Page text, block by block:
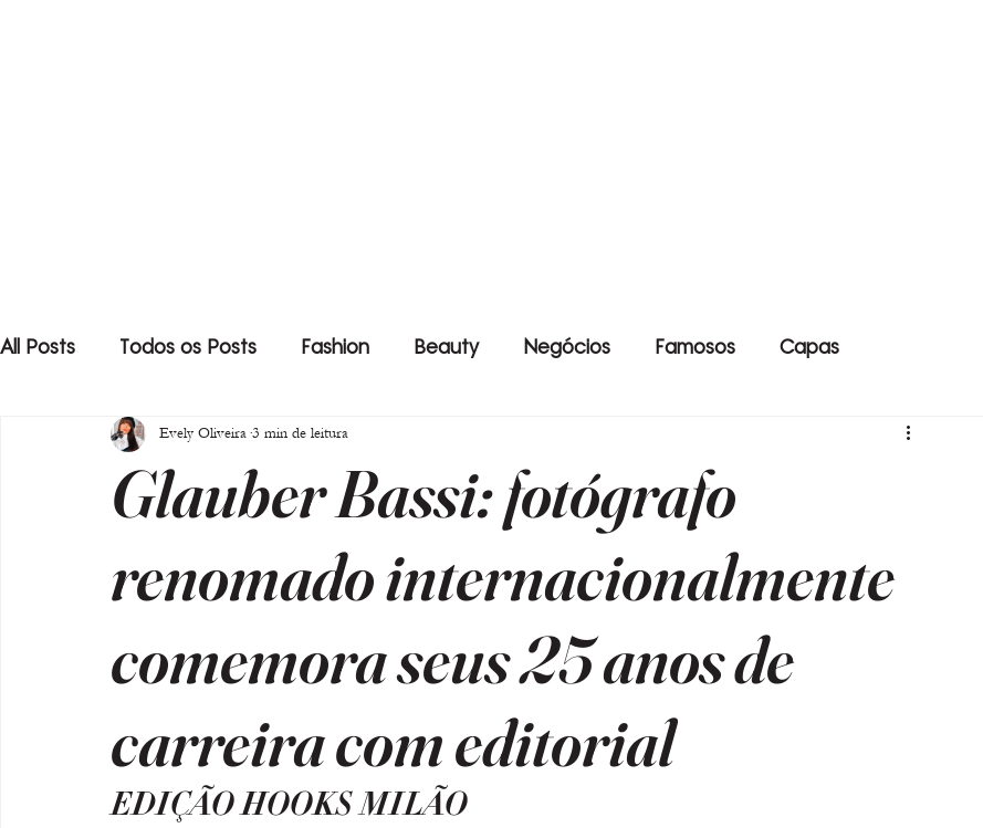
All Posts Todos os Posts Fashion Beauty Negócios Famosos Capas
Glauber Bassi: fotógrafo
renomado internacionalmente
comemora seus 25 anos de
carreira com editorial
Evely Oliveira 3 min de leitura
EDIÇÃO HOOKS MILÃO